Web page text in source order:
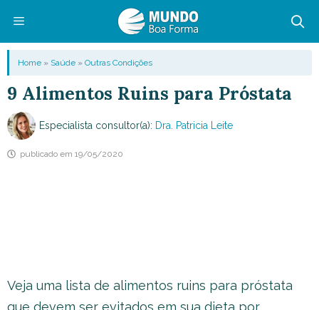
conteúdo
Menu
Home » Saúde » Outras Condições
9 Alimentos Ruins para Próstata
Especialista consultor(a): Dra. Patricia Leite
publicado em 19/05/2020
Veja uma lista de alimentos ruins para próstata
que devem ser evitados em sua dieta por